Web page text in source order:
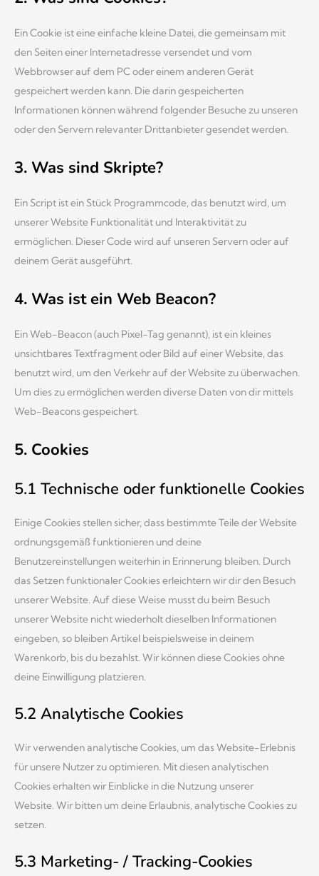
Ein Cookie ist eine einfache kleine Datei, die gemeinsam mit
den Seiten einer Internetadresse versendet und vom
Webbrowser auf dem PC oder einem anderen Gerät
gespeichert werden kann. Die darin gespeicherten
Informationen können während folgender Besuche zu unseren
oder den Servern relevanter Drittanbieter gesendet werden.
3. Was sind Skripte?
Ein Script ist ein Stück Programmcode, das benutzt wird, um
unserer Website Funktionalität und Interaktivität zu
ermöglichen. Dieser Code wird auf unseren Servern oder auf
deinem Gerät ausgeführt.
4. Was ist ein Web Beacon?
Ein Web-Beacon (auch Pixel-Tag genannt), ist ein kleines
unsichtbares Textfragment oder Bild auf einer Website, das
benutzt wird, um den Verkehr auf der Website zu überwachen.
Um dies zu ermöglichen werden diverse Daten von dir mittels
Web-Beacons gespeichert.
5. Cookies
5.1 Technische oder funktionelle Cookies
Einige Cookies stellen sicher, dass bestimmte Teile der Website
ordnungsgemäß funktionieren und deine
Benutzereinstellungen weiterhin in Erinnerung bleiben. Durch
das Setzen funktionaler Cookies erleichtern wir dir den Besuch
unserer Website. Auf diese Weise musst du beim Besuch
unserer Website nicht wiederholt dieselben Informationen
eingeben, so bleiben Artikel beispielsweise in deinem
Warenkorb, bis du bezahlst. Wir können diese Cookies ohne
deine Einwilligung platzieren.
5.2 Analytische Cookies
Wir verwenden analytische Cookies, um das Website-Erlebnis
für unsere Nutzer zu optimieren. Mit diesen analytischen
Cookies erhalten wir Einblicke in die Nutzung unserer
Website. Wir bitten um deine Erlaubnis, analytische Cookies zu
setzen.
5.3 Marketing- / Tracking-Cookies